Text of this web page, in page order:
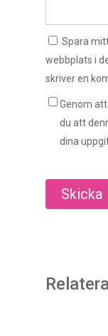
Spara
webbplats i
skriver en
Genom
du att
dina